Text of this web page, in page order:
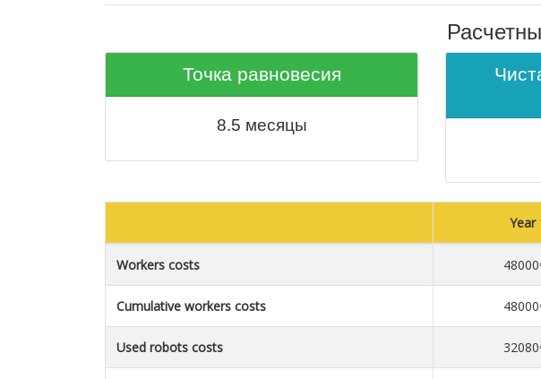
Точка равновесия
8.5 месяцы
Year
Workers costs
Cumulative workers costs
Used robots costs